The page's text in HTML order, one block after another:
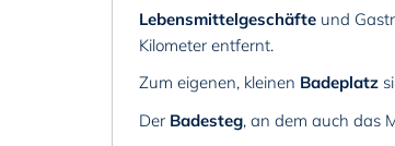
Lebensmittelgeschäfte und
Kilometer entfernt.
Zum eigenen, kleinen Badeplatz
Der Badesteg, an dem auch das